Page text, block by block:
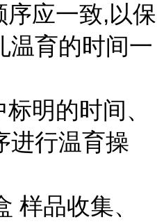
应一致,以保
温育的时间一
明的时间、
进行温育操
样品收集、